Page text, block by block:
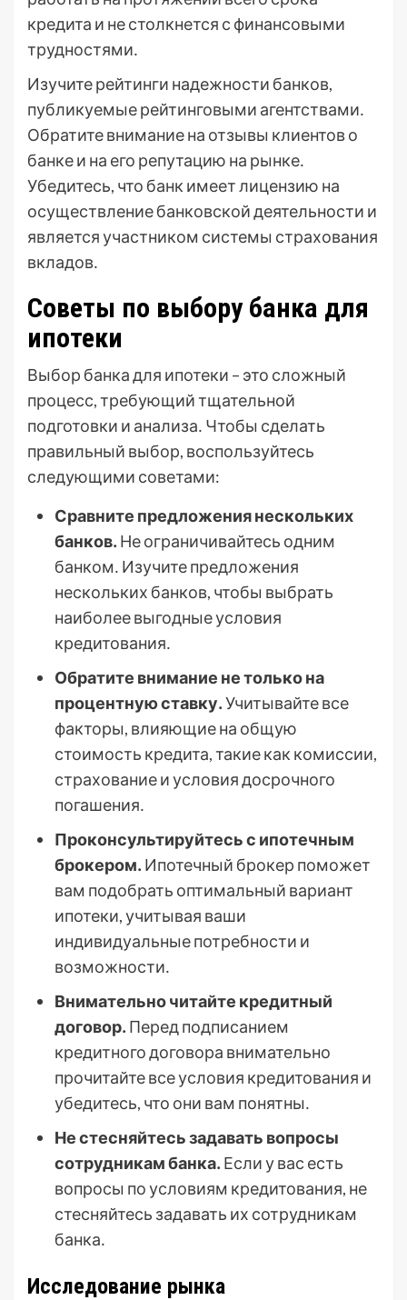
кредита и не столкнется с финансовыми
трудностями․
Изучите рейтинги надежности банков,
публикуемые рейтинговыми агентствами․
Обратите внимание на отзывы клиентов о
банке и на его репутацию на рынке․
Убедитесь, что банк имеет лицензию на
осуществление банковской деятельности и
является участником системы страхования
вкладов․
Советы по выбору банка для
ипотеки
Выбор банка для ипотеки – это сложный
процесс, требующий тщательной
подготовки и анализа․ Чтобы сделать
правильный выбор, воспользуйтесь
следующими советами:
Сравните предложения нескольких
банков․ Не ограничивайтесь одним
банком․ Изучите предложения
нескольких банков, чтобы выбрать
наиболее выгодные условия
кредитования․
Обратите внимание не только на
процентную ставку․Учитывайте все
факторы, влияющие на общую
стоимость кредита, такие как комиссии,
страхование и условия досрочного
погашения․
Проконсультируйтесь с ипотечным
брокером․ Ипотечный брокер поможет
вам подобрать оптимальный вариант
ипотеки, учитывая ваши
индивидуальные потребности и
возможности․
Внимательно читайте кредитный
договор․ Перед подписанием
кредитного договора внимательно
прочитайте все условия кредитования и
убедитесь, что они вам понятны․
Не стесняйтесь задавать вопросы
сотрудникам банка․ Если у вас есть
вопросы по условиям кредитования, не
стесняйтесь задавать их сотрудникам
банка․
Исследование рынка